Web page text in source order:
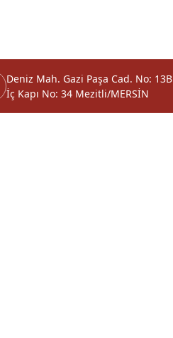
Deniz Mah. Gazi Paşa Cad. No: 13B
İç Kapı No: 34 Mezitli/MERSİN